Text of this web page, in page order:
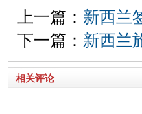
上一篇： 新西兰
下一篇： 新西兰
相关评论